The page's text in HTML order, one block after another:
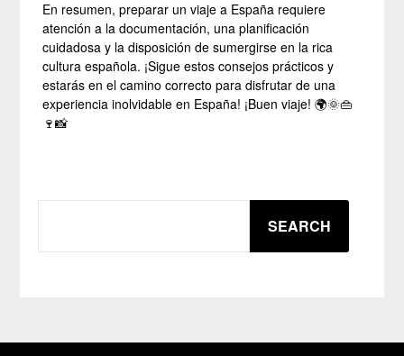
En resumen, preparar un viaje a España requiere
atención a la documentación, una planificación
cuidadosa y la disposición de sumergirse en la rica
cultura española. ¡Sigue estos consejos prácticos y
estarás en el camino correcto para disfrutar de una
experiencia inolvidable en España! ¡Buen viaje! 🌍🌞👜
🍷📸
SEARCH